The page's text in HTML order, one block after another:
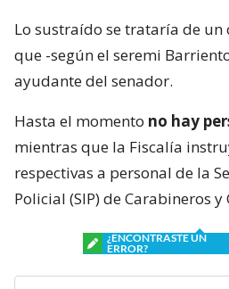
Lo sustraído se trataría de
que -según el seremi
ayudante del senador.
Hasta el momento no hay
mientras que la Fiscalía
respectivas a personal de la
Policial (SIP) de Carabineros y
¿ENCONTRASTE UN
ERROR?